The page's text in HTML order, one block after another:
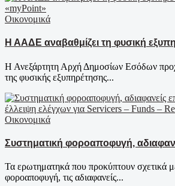
Οικονομικά
Η ΑΑΔΕ αναβαθμίζει τη φυσική
Η Ανεξάρτητη Αρχή Δημοσίων Εσόδων
της φυσικής εξυπηρέτησης...
Οικονομικά
Συστηματική φοροαποφυγή,
Τα ερωτηματηκά που προκύπτουν σχετικά
φοροαποφυγή, τις αδιαφανείς...